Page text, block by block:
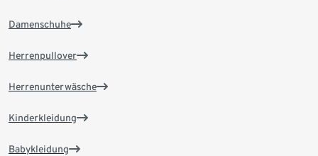
Damenschuhe
Herrenpullover
Herrenunterwäsche
Kinderkleidung
Babykleidung